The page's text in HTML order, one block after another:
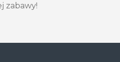
zabawy!